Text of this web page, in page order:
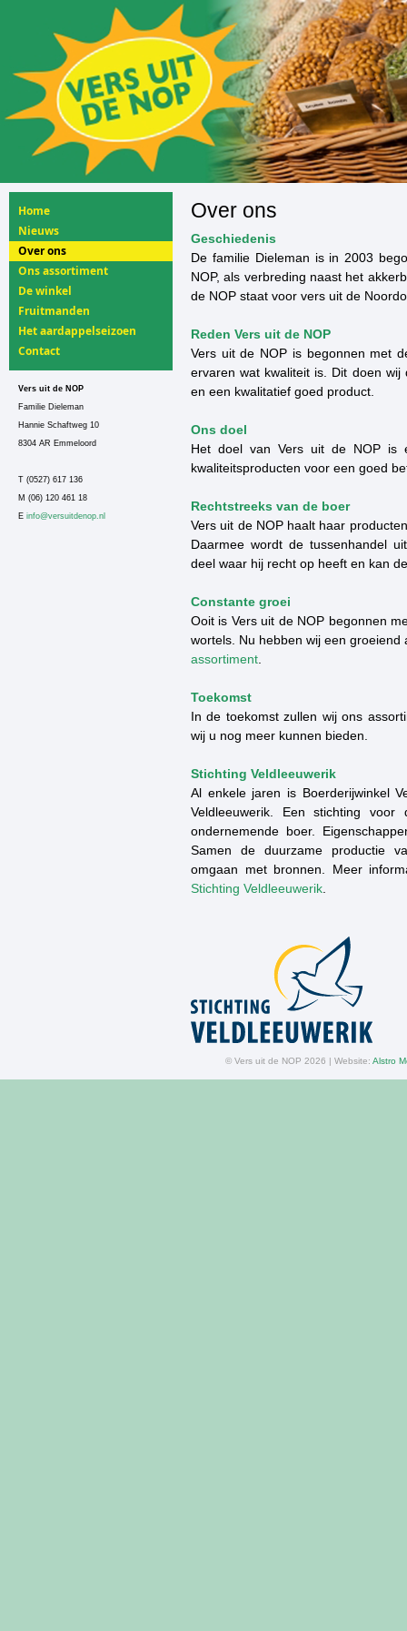
Home
Nieuws
Over ons
Ons assortiment
De winkel
Fruitmanden
Het aardappelseizoen
Contact
Vers uit de NOP
Familie Dieleman
Hannie Schaftweg 10
8304 AR Emmeloord
T (0527) 617 136
M (06) 120 461 18
E info@versuitdenop.nl
Over ons
Geschiedenis
De familie Dieleman is in 2003
NOP, als verbreding naast het
de NOP staat voor vers uit de
Reden Vers uit de NOP
Vers uit de NOP is begonnen met
ervaren wat kwaliteit is. Dit doen wij
en een kwalitatief goed product.
Ons doel
Het doel van Vers uit de NOP is
kwaliteitsproducten voor een goed
Rechtstreeks van de boer
Vers uit de NOP haalt haar
Daarmee wordt de tussenhandel
deel waar hij recht op heeft en kan
Constante groei
Ooit is Vers uit de NOP begonnen
wortels. Nu hebben wij een
assortiment.
Toekomst
In de toekomst zullen wij ons
wij u nog meer kunnen bieden.
Stichting Veldleeuwerik
Al enkele jaren is Boerderijwinkel
Veldleeuwerik. Een stichting voor
ondernemende boer.
Samen de duurzame productie
omgaan met bronnen. Meer
Stichting Veldleeuwerik.
© Vers uit de NOP 2026 | Website: Alstro